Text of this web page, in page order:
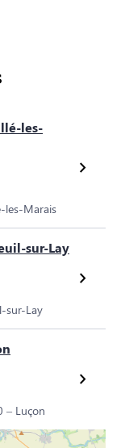
les-
les-Marais
sur-Lay
sur-Lay
– Luçon